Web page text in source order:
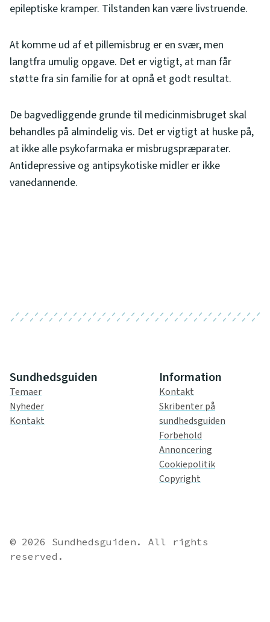
epileptiske kramper. Tilstanden kan være livstruende.
At komme ud af et pillemisbrug er en svær, men
langtfra umulig opgave. Det er vigtigt, at man får
støtte fra sin familie for at opnå et godt resultat.
De bagvedliggende grunde til medicinmisbruget skal
behandles på almindelig vis. Det er vigtigt at huske på,
at ikke alle psykofarmaka er misbrugspræparater.
Antidepressive og antipsykotiske midler er ikke
vanedannende.
Sundhedsguiden
Temaer
Nyheder
Kontakt
Information
Kontakt
Skribenter på
sundhedsguiden
Forbehold
Annoncering
Cookiepolitik
Copyright
© 2026 Sundhedsguiden. All rights
reserved.